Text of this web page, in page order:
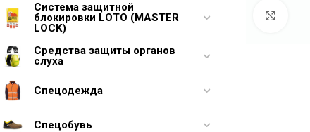
Система защитной
блокировки LOTO (MASTER
LOCK)
Средства защиты органов
слуха
Спецодежда
Спецобувь